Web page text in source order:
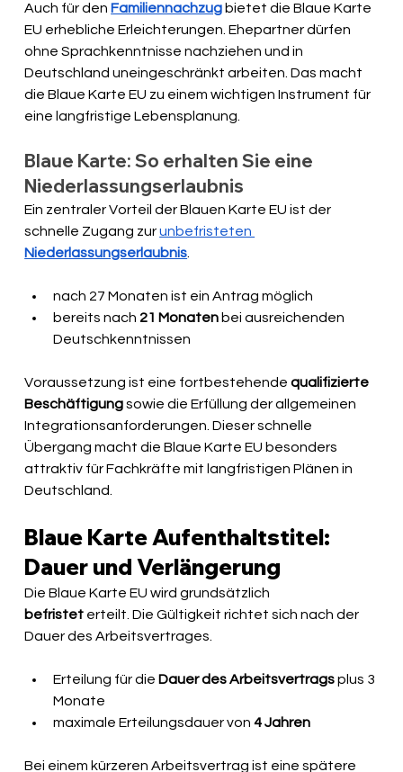
Auch für den Familiennachzug bietet die Blaue Karte
EU erhebliche Erleichterungen. Ehepartner dürfen
ohne Sprachkenntnisse nachziehen und in
Deutschland uneingeschränkt arbeiten. Das macht
die Blaue Karte EU zu einem wichtigen Instrument für
eine langfristige Lebensplanung.
Blaue Karte: So erhalten Sie eine
Niederlassungserlaubnis
Ein zentraler Vorteil der Blauen Karte EU ist der
schnelle Zugang zur unbefristeten
Niederlassungserlaubnis
nach 27 Monaten ist ein Antrag möglich
bereits nach 21 Monaten bei ausreichenden
Deutschkenntnissen
Voraussetzung ist eine fortbestehende qualifizierte
Beschäftigung sowie die Erfüllung der allgemeinen
Integrationsanforderungen. Dieser schnelle
Übergang macht die Blaue Karte EU besonders
attraktiv für Fachkräfte mit langfristigen Plänen in
Deutschland.
Blaue Karte Aufenthaltstitel:
Dauer und Verlängerung
Die Blaue Karte EU wird grundsätzlich
befristet erteilt. Die Gültigkeit richtet sich nach der
Dauer des Arbeitsvertrages.
Erteilung für die Dauer des Arbeitsvertrags plus 3
Monate
maximale Erteilungsdauer von 4 Jahren
Bei einem kürzeren Arbeitsvertrag ist eine spätere